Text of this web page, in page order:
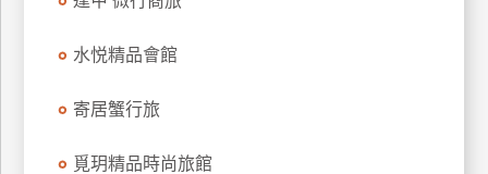
水悦精品會館
寄居蟹行旅
覓玥精品時尚旅館